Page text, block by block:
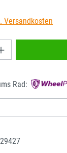
Versandkosten
Gib den
Rad: